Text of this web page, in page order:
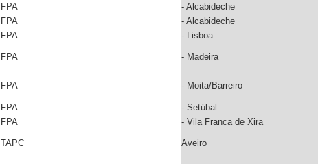
FPA
- Alcabideche
FPA
- Alcabideche
FPA - Lisboa
FPA - Madeira
FPA - Moita/Barreiro
FPA
- Setúbal
FPA - Vila Franca de Xira
TAPC Aveiro